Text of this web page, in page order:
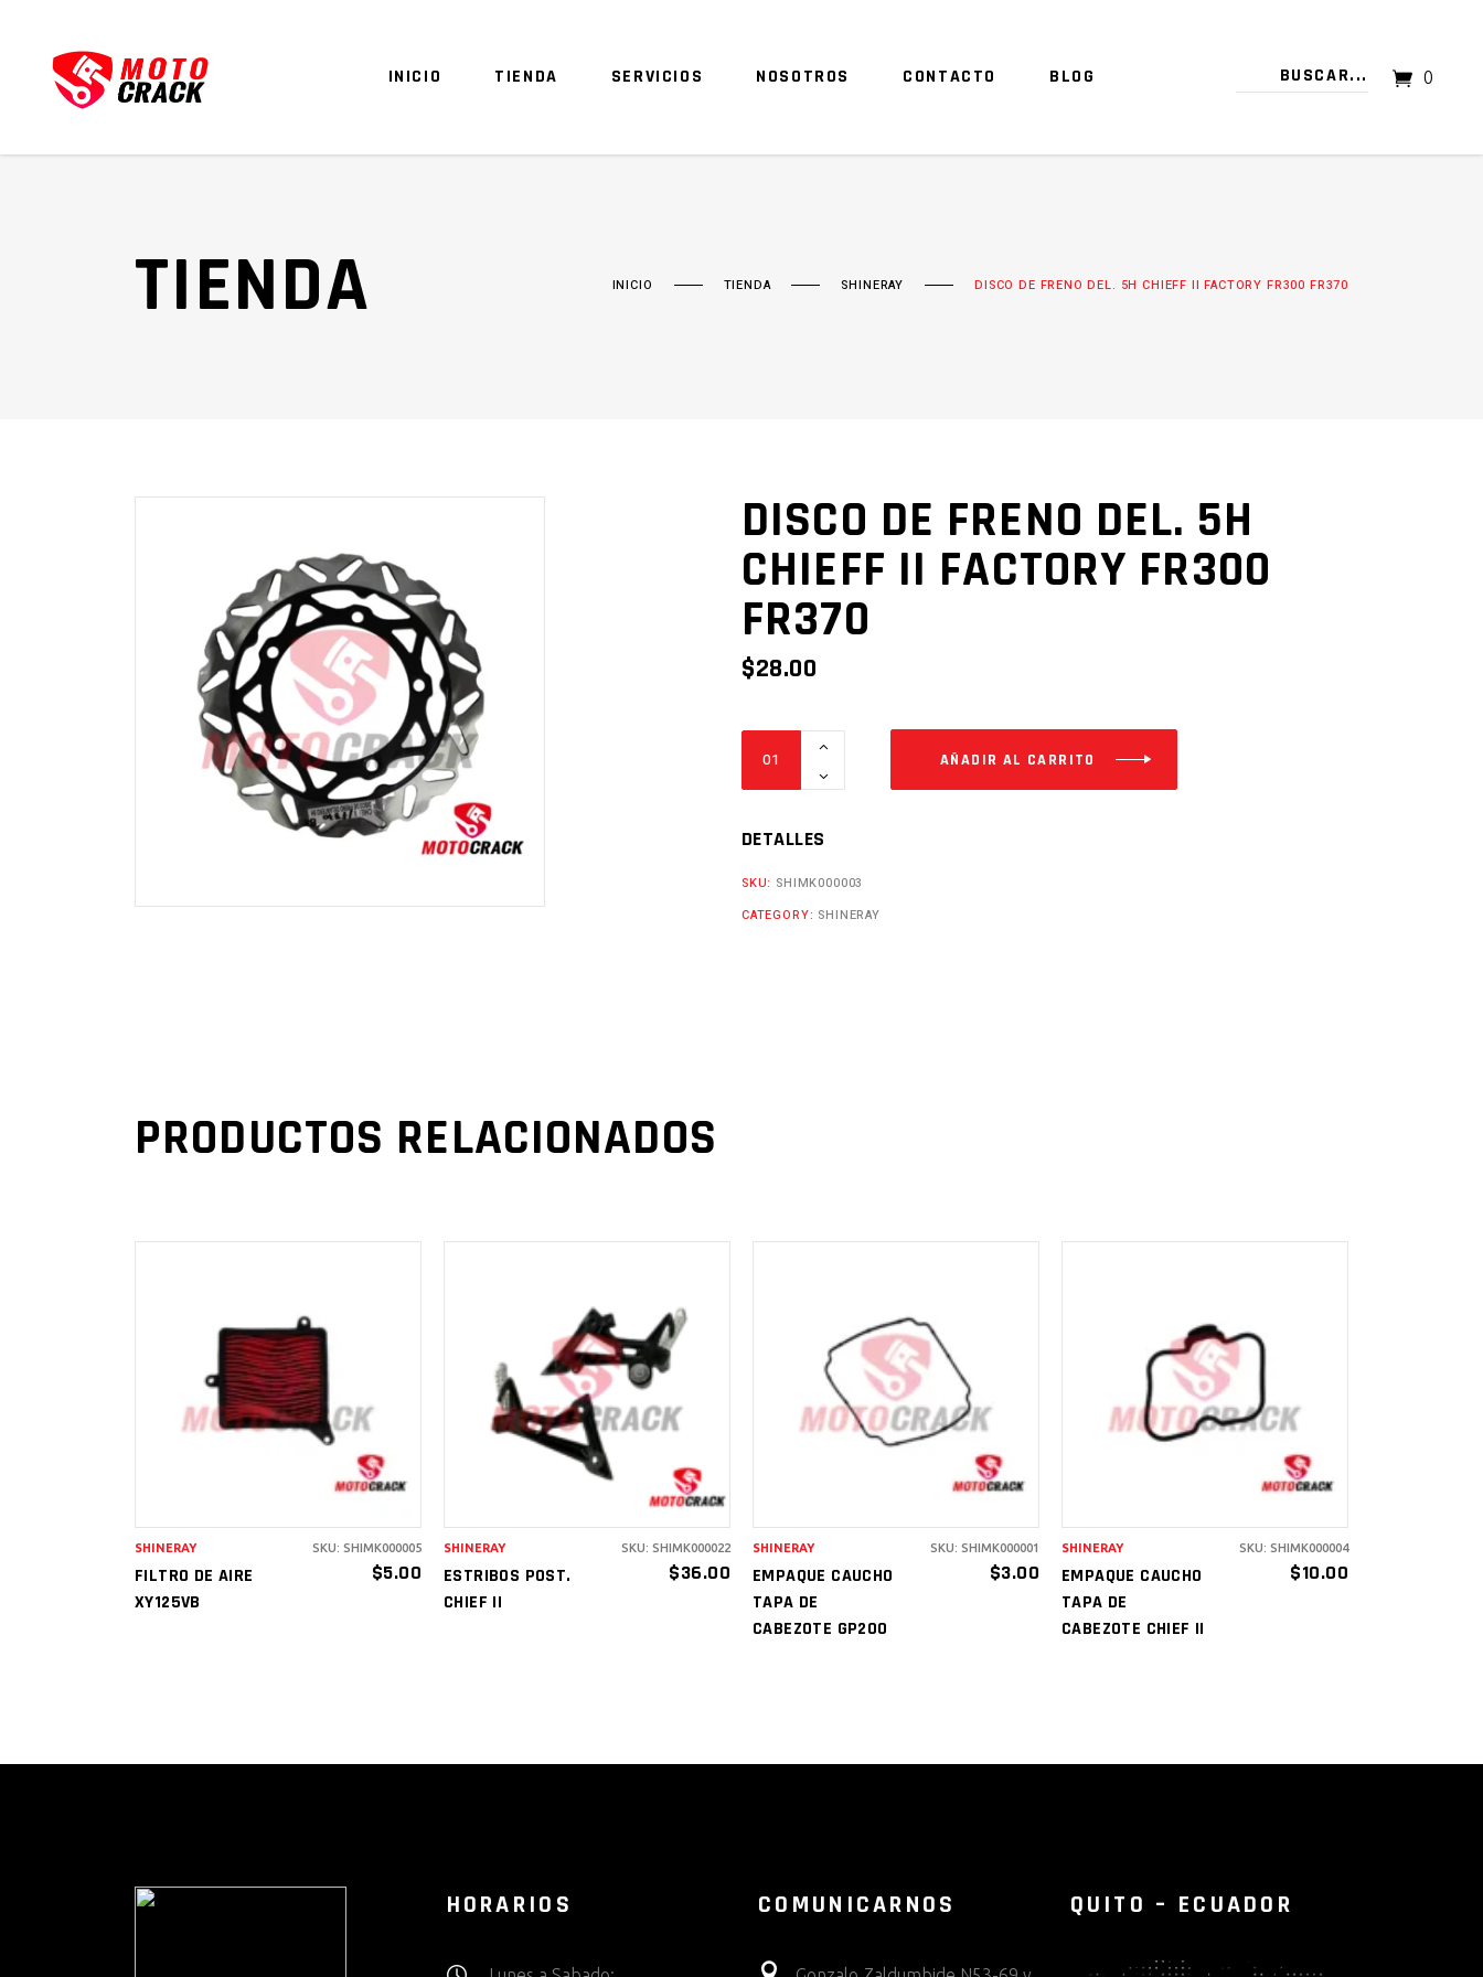
INICIO TIENDA SERVICIOS NOSOTROS CONTACTO BLOG 0
TU CARRITO ESTÁ VACÍO.
TIENDA INICIO TIENDA SHINERAY DISCO DE FRENO DEL. 5H CHIEFF II FACTORY FR300 FR370
DISCO DE FRENO DEL. 5H
CHIEFF II FACTORY FR300
FR370
$28.00
DEL.
CHIEFF
II
AÑADIR AL CARRITO
DETALLES
SKU: SHIMK000003
CATEGORY: SHINERAY
PRODUCTOS RELACIONADOS
AÑADIR AL
CARRITO
FILTRO DE AIRE
XY125VB
$5.00
SHINERAY SKU: SHIMK000005
AÑADIR AL
CARRITO
ESTRIBOS POST.
CHIEF II
$36.00
SHINERAY SKU: SHIMK000022
AÑADIR AL
CARRITO
EMPAQUE CAUCHO
TAPA DE
CABEZOTE GP200
$3.00
SHINERAY SKU: SHIMK000001
AÑADIR AL
CARRITO
EMPAQUE CAUCHO
TAPA DE
CABEZOTE CHIEF II
$10.00
SHINERAY SKU: SHIMK000004
HORARIOS COMUNICARNOS QUITO – ECUADOR